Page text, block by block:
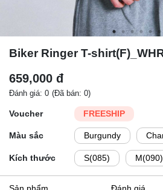
Biker Ringer T-
659,000 đ
Đánh giá: 0 (Đã bán: 0)
Voucher FREESHIP
Màu sắc Burgundy
Kích thước S(085) M(090)